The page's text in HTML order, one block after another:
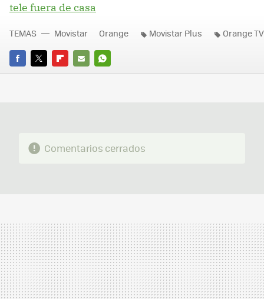
tele fuera de casa
FACEBOOK
TWITTERFLIPBOARD
E-
WHATSAPP
TEMAS Movistar Orange Movistar Plus Orange TV
Comentarios cerrados